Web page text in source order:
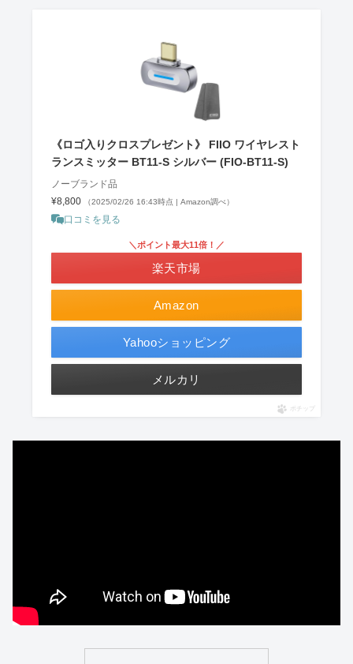
《ロゴ入りクロスプレゼント》 FIIO ワイヤレスト
ランスミッター BT11-S シルバー (FIO-BT11-S)
ノーブランド品
¥8,800
（2025/02/26 16:43時点 | Amazon調べ）
口コミを見る
Amazon
＼ポイント最大11倍！／
楽天市場
Yahooショッピング
メルカリ
ポチップ